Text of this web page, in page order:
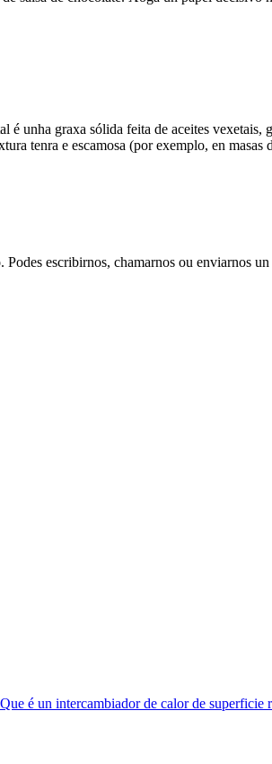
é unha graxa sólida feita de aceites
tenra e escamosa (por exemplo, en masas
escribirnos, chamarnos ou enviarnos
Que é un intercambiador de calor de superficie